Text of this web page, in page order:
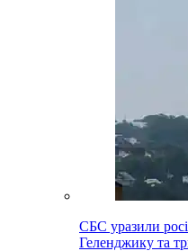
СБС уразили
Геленджику та